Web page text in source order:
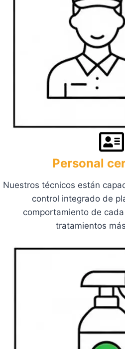
Personal
Nuestros técnicos están
control integrado de
comportamiento de
tratamientos